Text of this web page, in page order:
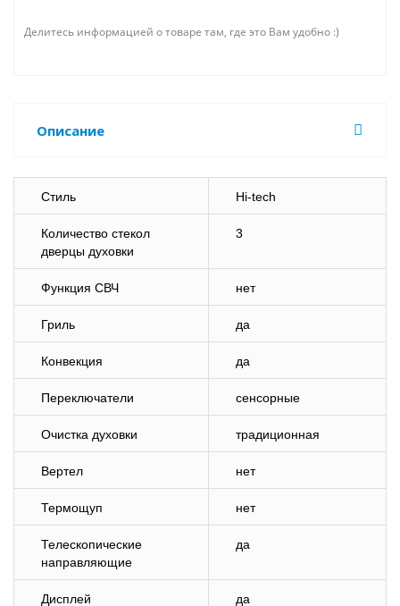
Делитесь информацией о товаре там, где это Вам удобно :)
Описание
Стиль Hi-tech
Количество стекол
дверцы духовки
3
Функция СВЧ нет
Гриль да
Конвекция да
Переключатели сенсорные
Очистка духовки традиционная
Вертел нет
Термощуп нет
Телескопические
направляющие
да
Дисплей да